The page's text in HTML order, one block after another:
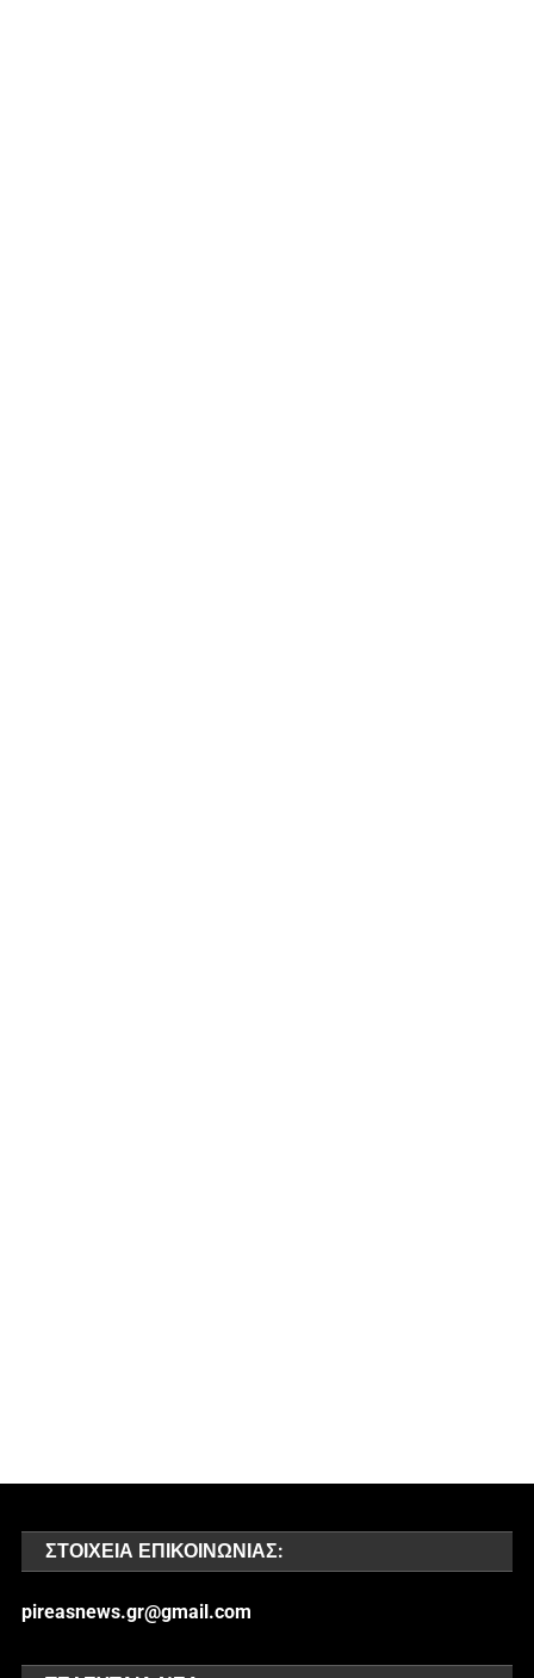
ΣΤΟΙΧΕΊΑ ΕΠΙΚΟΙΝΩΝΊΑΣ:
pireasnews.gr@gmail.com